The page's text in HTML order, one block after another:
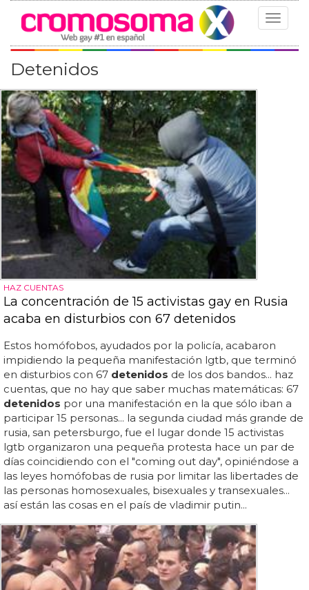
Toggle
Detenidos
HAZ CUENTAS
La concentración de 15 activistas gay en Rusia
acaba en disturbios con 67 detenidos
Estos homófobos, ayudados por la policía, acabaron
impidiendo la pequeña manifestación lgtb, que terminó
en disturbios con 67 detenidos de los dos bandos... haz
cuentas, que no hay que saber muchas matemáticas: 67
detenidos por una manifestación en la que sólo iban a
participar 15 personas... la segunda ciudad más grande de
rusia, san petersburgo, fue el lugar donde 15 activistas
lgtb organizaron una pequeña protesta hace un par de
días coincidiendo con el "coming out day", opiniéndose a
las leyes homófobas de rusia por limitar las libertades de
las personas homosexuales, bisexuales y transexuales...
así están las cosas en el país de vladimir putin...